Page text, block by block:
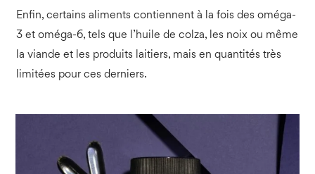
Enfin, certains aliments contiennent à la fois des oméga-
3 et oméga-6, tels que l’huile de colza, les noix ou même
la viande et les produits laitiers, mais en quantités très
limitées pour ces derniers.